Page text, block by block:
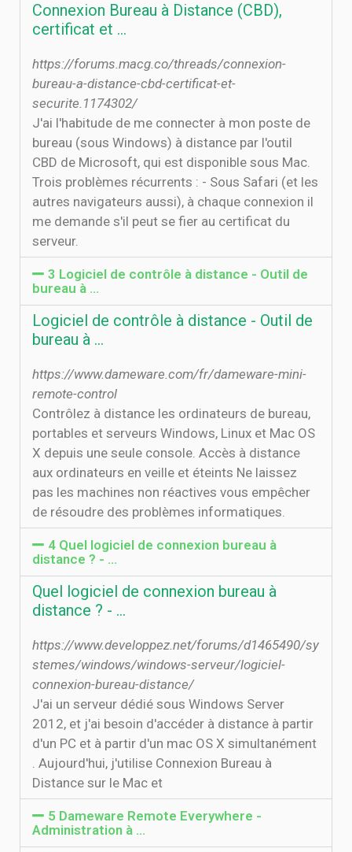
Connexion Bureau à Distance (CBD),
certificat et …
https://forums.macg.co/threads/connexion-
bureau-a-distance-cbd-certificat-et-
securite.1174302/
J'ai l'habitude de me connecter à mon poste de
bureau (sous Windows) à distance par l'outil
CBD de Microsoft, qui est disponible sous Mac.
Trois problèmes récurrents : - Sous Safari (et les
autres navigateurs aussi), à chaque connexion il
me demande s'il peut se fier au certificat du
serveur.
3 Logiciel de contrôle à distance - Outil de
bureau à ...
Logiciel de contrôle à distance - Outil de
bureau à ...
https://www.dameware.com/fr/dameware-mini-
remote-control
Contrôlez à distance les ordinateurs de bureau,
portables et serveurs Windows, Linux et Mac OS
X depuis une seule console. Accès à distance
aux ordinateurs en veille et éteints Ne laissez
pas les machines non réactives vous empêcher
de résoudre des problèmes informatiques.
4 Quel logiciel de connexion bureau à
distance ? - …
Quel logiciel de connexion bureau à
distance ? - …
https://www.developpez.net/forums/d1465490/sy
stemes/windows/windows-serveur/logiciel-
connexion-bureau-distance/
J'ai un serveur dédié sous Windows Server
2012, et j'ai besoin d'accéder à distance à partir
d'un PC et à partir d'un mac OS X simultanément
. Aujourd'hui, j'utilise Connexion Bureau à
Distance sur le Mac et
5 Dameware Remote Everywhere -
Administration à …